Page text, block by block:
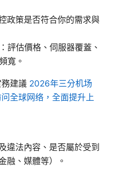
政策是否符合你的需求與
評估價格、伺服器覆蓋、
寬。
建議 2026年三分机场
全球网络，全面提升上
違法內容、是否屬於受到
融、媒體等）。